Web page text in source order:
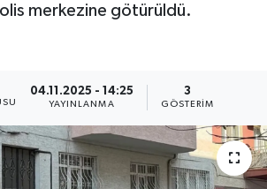
merkezine götürüldü.
04.11.2025 - 14:25
YAYINLANMA
3
GÖSTERIM